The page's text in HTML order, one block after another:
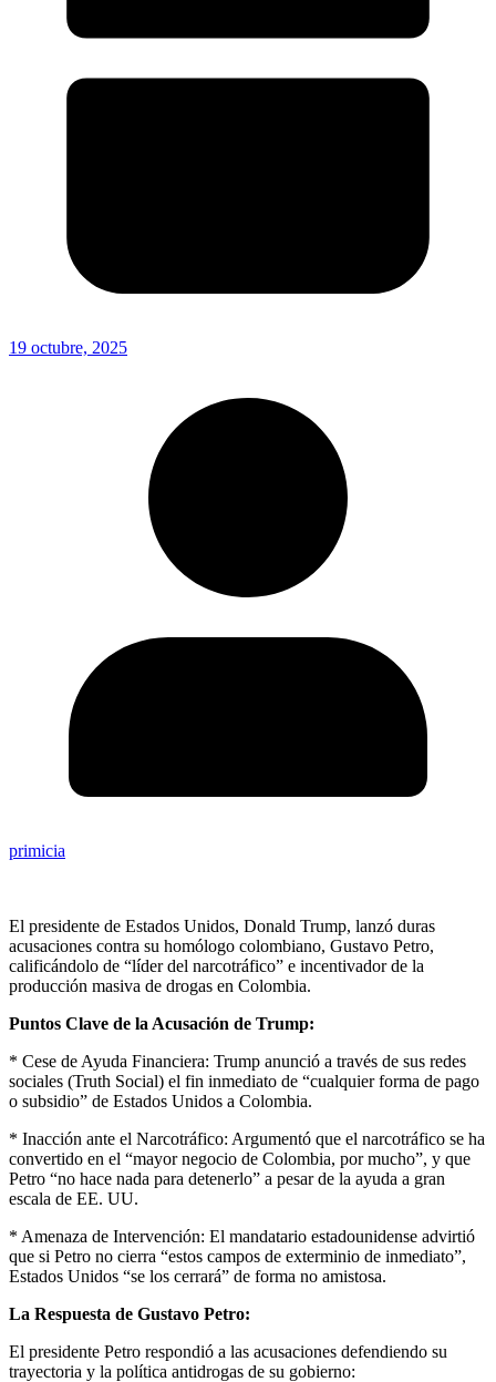
19 octubre, 2025
primicia
El presidente de Estados Unidos, Donald Trump, lanzó duras
acusaciones contra su homólogo colombiano, Gustavo Petro,
calificándolo de “líder del narcotráfico” e incentivador de la
producción masiva de drogas en Colombia.
Puntos Clave de la Acusación de Trump:
* Cese de Ayuda Financiera: Trump anunció a través de sus redes
sociales (Truth Social) el fin inmediato de “cualquier forma de pago
o subsidio” de Estados Unidos a Colombia.
* Inacción ante el Narcotráfico: Argumentó que el narcotráfico se ha
convertido en el “mayor negocio de Colombia, por mucho”, y que
Petro “no hace nada para detenerlo” a pesar de la ayuda a gran
escala de EE. UU.
* Amenaza de Intervención: El mandatario estadounidense advirtió
que si Petro no cierra “estos campos de exterminio de inmediato”,
Estados Unidos “se los cerrará” de forma no amistosa.
La Respuesta de Gustavo Petro:
El presidente Petro respondió a las acusaciones defendiendo su
trayectoria y la política antidrogas de su gobierno: